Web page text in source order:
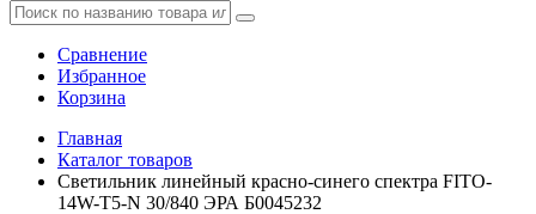
Сравнение
Избранное
Корзина
Главная
Каталог товаров
Светильник линейный красно-синего спектра FITO-
14W-Т5-N 30/840 ЭРА Б0045232